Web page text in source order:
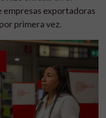
empresas exportadoras
primera vez.